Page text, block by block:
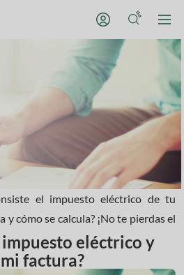
impuesto eléctrico y
factura?
el impuesto eléctrico de tu
cómo se calcula? ¡No te pierdas el